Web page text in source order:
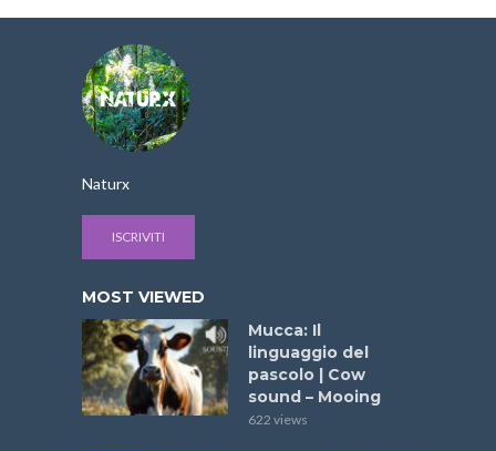
Naturx
ISCRIVITI
MOST VIEWED
Mucca: Il
linguaggio del
pascolo | Cow
sound – Mooing
622 views